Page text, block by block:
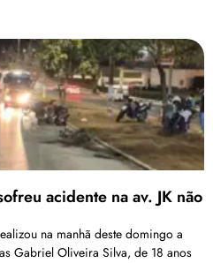
acidente na av. JK não
na manhã deste domingo a
Gabriel Oliveira Silva, de 18 anos